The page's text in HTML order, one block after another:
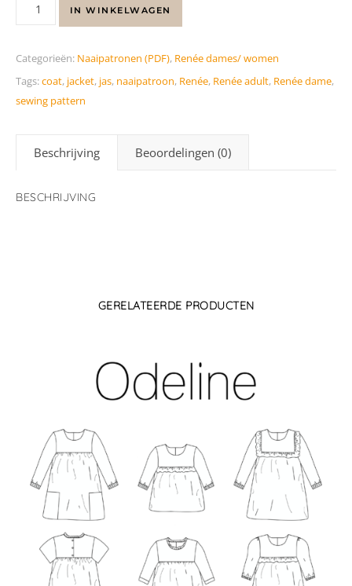
IN WINKELWAGEN
Categorieën: Naaipatronen (PDF), Renée dames/ women
Tags:coat, jacket, jas, naaipatroon, Renée, Renée adult, Renée dame,
sewing pattern
Beschrijving Beoordelingen (0)
BESCHRIJVING
GERELATEERDE PRODUCTEN